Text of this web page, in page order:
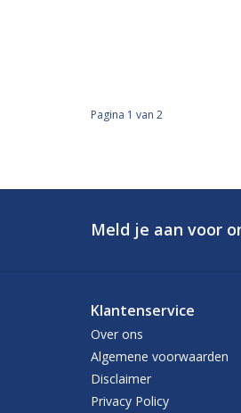
Pagina 1 van 2
Meld je aan voor
Klantenservice
Over ons
Algemene voorwaarden
Disclaimer
Privacy Policy